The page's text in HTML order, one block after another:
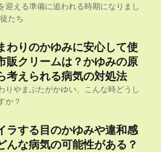
迎える準備に追われる時期になりまし
たち
わりのかゆみに安心して使
販クリームは？かゆみの原
考えられる病気の対処法
りやまぶたがかゆい、こんな時どうし
か？
ラする目のかゆみや違和感
んな病気の可能性がある？